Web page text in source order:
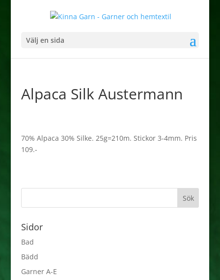
Välj en sida
Alpaca Silk Austermann
70% Alpaca 30% Silke. 25g=210m. Stickor 3-4mm. Pris
109.-
Sidor
Bad
Bädd
Garner A-E